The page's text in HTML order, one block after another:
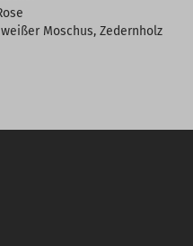
Moschus, Zedernholz